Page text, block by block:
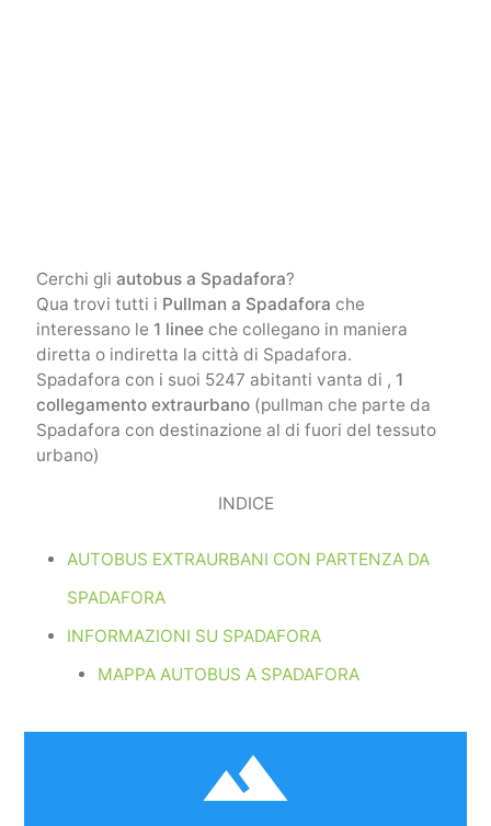
Cerchi gli autobus a Spadafora?
Qua trovi tutti i Pullman a Spadafora che
interessano le 1 lineeche collegano in maniera
diretta o indiretta la città di Spadafora.
Spadafora con i suoi 5247 abitanti vanta di , 1
collegamento extraurbano(pullman che parte da
Spadafora con destinazione al di fuori del tessuto
urbano)
INDICE
AUTOBUS EXTRAURBANI CON PARTENZA DA
SPADAFORA
INFORMAZIONI SU SPADAFORA
MAPPA AUTOBUS A SPADAFORA
filter_hdr